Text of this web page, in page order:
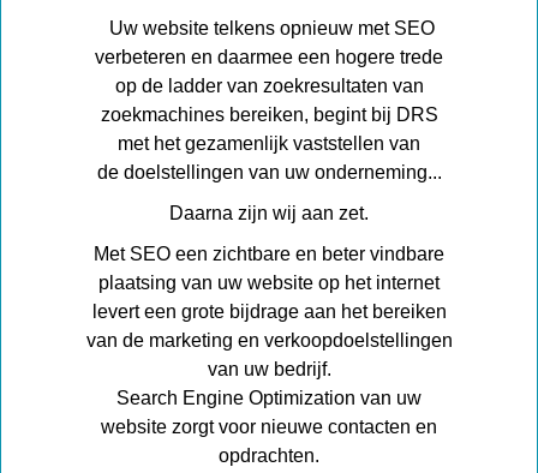
Uw website telkens opnieuw met SEO
verbeteren en daarmee een hogere trede
op de ladder van zoekresultaten van
zoekmachines bereiken, begint bij DRS
met het gezamenlijk vaststellen van
de doelstellingen van uw onderneming...
Daarna zijn wij aan zet.
Met SEO een zichtbare en beter vindbare
plaatsing van uw website op het internet
levert een grote bijdrage aan het bereiken
van de marketing en verkoopdoelstellingen
van uw bedrijf.
Search Engine Optimization van uw
website zorgt voor nieuwe contacten en
opdrachten.